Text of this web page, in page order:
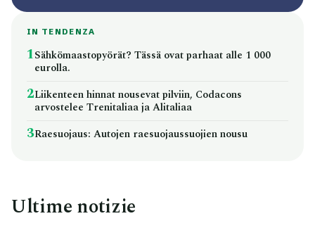
IN TENDENZA
1Sähkömaastopyörät? Tässä ovat parhaat alle 1 000
eurolla.
2Liikenteen hinnat nousevat pilviin, Codacons
arvostelee Trenitaliaa ja Alitaliaa
3Raesuojaus: Autojen raesuojaussuojien nousu
Ultime notizie